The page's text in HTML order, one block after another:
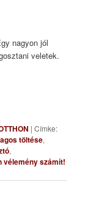
nagyon jól
veletek.
|Címke:
töltése,
,
vélemény számít!